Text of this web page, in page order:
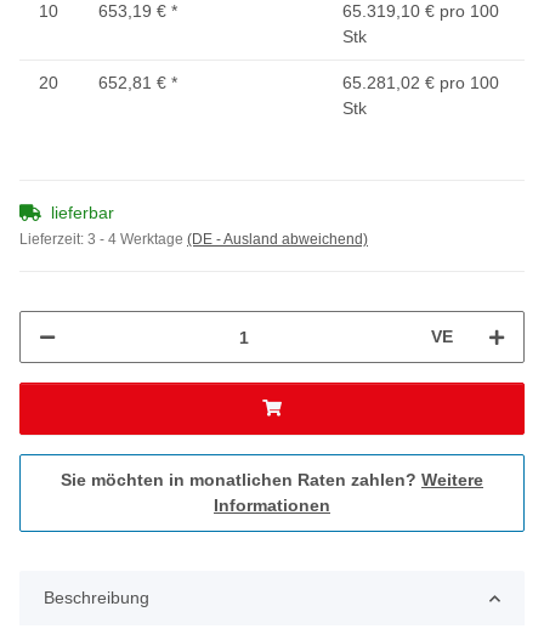
10 653,19 € *
65.319,10 € pro 100
Stk
20 652,81 € *
65.281,02 € pro 100
Stk
lieferbar
Lieferzeit: 3 - 4 Werktage (DE - Ausland abweichend)
VE
Sie möchten in monatlichen Raten zahlen? Weitere
Informationen
Beschreibung